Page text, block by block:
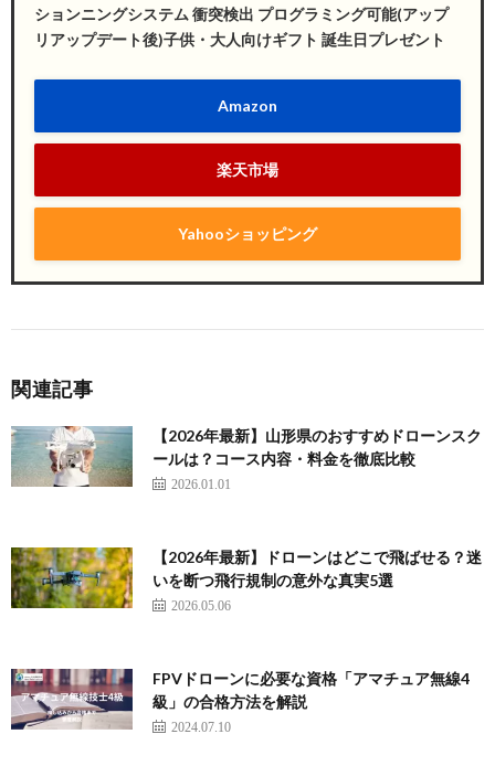
ションニングシステム 衝突検出 プログラミング可能(アップ
リアップデート後)子供・大人向けギフト 誕生日プレゼント
Amazon
楽天市場
Yahooショッピング
関連記事
【2026年最新】山形県のおすすめドローンスク
ールは？コース内容・料金を徹底比較
2026.01.01
【2026年最新】ドローンはどこで飛ばせる？迷
いを断つ飛行規制の意外な真実5選
2026.05.06
FPVドローンに必要な資格「アマチュア無線4
級」の合格方法を解説
2024.07.10